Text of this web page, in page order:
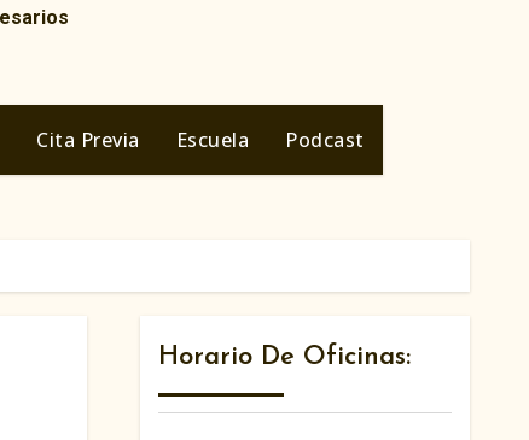
Cita Previa Escuela Podcast
Horario De Oficinas: